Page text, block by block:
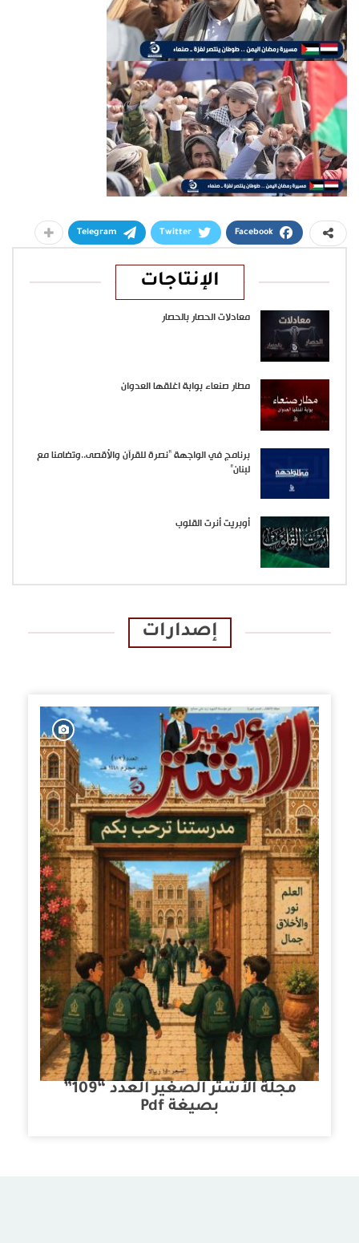
Facebook
Twitter
Telegram
الإنتاجات
معادلات الحصار بالحصار
مطار صنعاء بوابة اغلقها العدوان
برنامج في الواجهة “نصرة للقرآن والأقصى..وتضامنا مع
لبنان”
أوبريت أنرت القلوب
إصدارات
مجلة الأشتر الصغير العدد “109”
بصيغة Pdf